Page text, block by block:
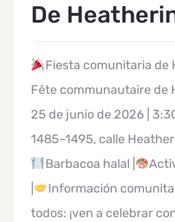
De
Fiesta comunitaria
Fête communautaire de
25 de junio de 2026 |
1485–1495, calle
Barbacoa halal |
Información
todos: ¡ven a celebrar